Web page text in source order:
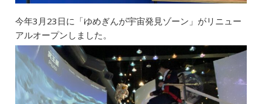
今年3月23日に「ゆめぎんが宇宙発見ゾーン」がリニュー
アルオープンしました。